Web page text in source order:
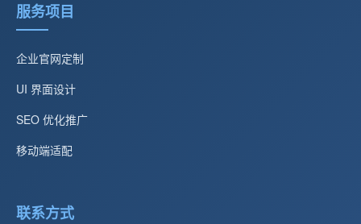
服务项目
企业官网定制
UI 界面设计
SEO 优化推广
移动端适配
联系方式